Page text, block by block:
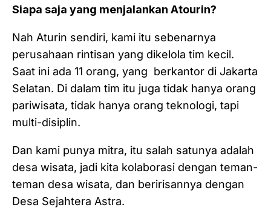
Siapa saja yang menjalankan Atourin?
Nah Aturin sendiri, kami itu sebenarnya
perusahaan rintisan yang dikelola tim kecil.
Saat ini ada 11 orang, yang berkantor di Jakarta
Selatan. Di dalam tim itu juga tidak hanya orang
pariwisata, tidak hanya orang teknologi, tapi
multi-disiplin.
Dan kami punya mitra, itu salah satunya adalah
desa wisata, jadi kita kolaborasi dengan teman-
teman desa wisata, dan beririsannya dengan
Desa Sejahtera Astra.